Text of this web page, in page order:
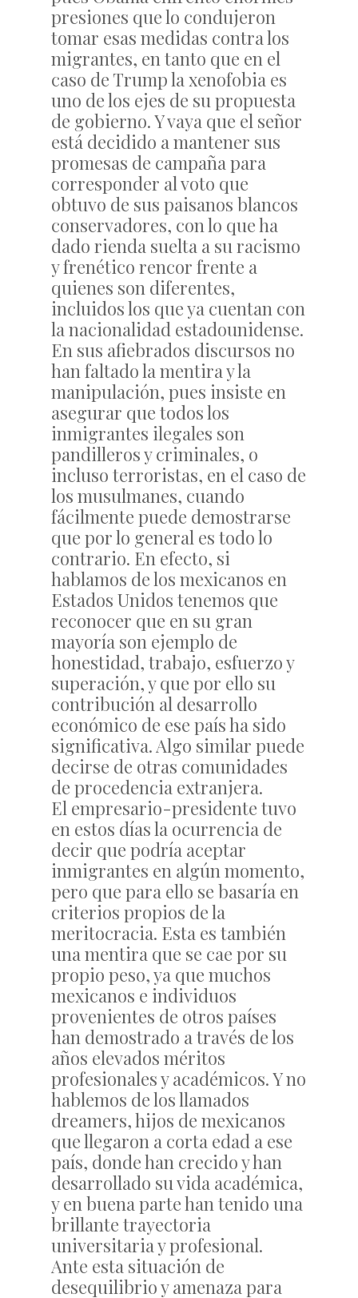
presiones que lo condujeron
tomar esas medidas contra los
migrantes, en tanto que en el
caso de Trump la xenofobia es
uno de los ejes de su propuesta
de gobierno. Y vaya que el señor
está decidido a mantener sus
promesas de campaña para
corresponder al voto que
obtuvo de sus paisanos blancos
conservadores, con lo que ha
dado rienda suelta a su racismo
y frenético rencor frente a
quienes son diferentes,
incluidos los que ya cuentan con
la nacionalidad estadounidense.
En sus afiebrados discursos no
han faltado la mentira y la
manipulación, pues insiste en
asegurar que todos los
inmigrantes ilegales son
pandilleros y criminales, o
incluso terroristas, en el caso de
los musulmanes, cuando
fácilmente puede demostrarse
que por lo general es todo lo
contrario. En efecto, si
hablamos de los mexicanos en
Estados Unidos tenemos que
reconocer que en su gran
mayoría son ejemplo de
honestidad, trabajo, esfuerzo y
superación, y que por ello su
contribución al desarrollo
económico de ese país ha sido
significativa. Algo similar puede
decirse de otras comunidades
de procedencia extranjera.
El empresario-presidente tuvo
en estos días la ocurrencia de
decir que podría aceptar
inmigrantes en algún momento,
pero que para ello se basaría en
criterios propios de la
meritocracia. Esta es también
una mentira que se cae por su
propio peso, ya que muchos
mexicanos e individuos
provenientes de otros países
han demostrado a través de los
años elevados méritos
profesionales y académicos. Y no
hablemos de los llamados
dreamers, hijos de mexicanos
que llegaron a corta edad a ese
país, donde han crecido y han
desarrollado su vida académica,
y en buena parte han tenido una
brillante trayectoria
universitaria y profesional.
Ante esta situación de
desequilibrio y amenaza para